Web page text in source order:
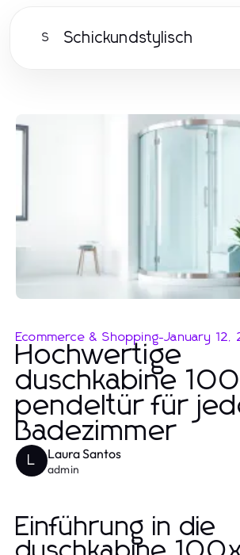
S Schickundstylisch
Ecommerce & Shopping-January 12,
Hochwertige
duschkabine
pendeltür für
Badezimmer
L Laura Santos
admin
Einführung in die